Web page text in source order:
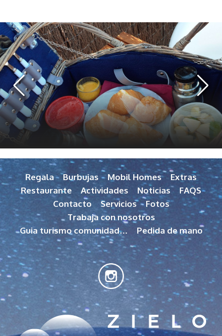
Regala Burbujas Mobil Homes
Extras
Restaurante
Actividades Noticias
FAQS
Contacto
Servicios
Fotos
Trabaja con nosotros
Guia turismo comunidad…
Pedida de mano